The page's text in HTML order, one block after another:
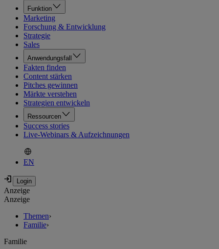
Funktion
Marketing
Forschung & Entwicklung
Strategie
Sales
Anwendungsfall
Fakten finden
Content stärken
Pitches gewinnen
Märkte verstehen
Strategien entwickeln
Ressourcen
Success stories
Live-Webinars & Aufzeichnungen
EN
Anzeige
Anzeige
Themen›
Familie›
Familie